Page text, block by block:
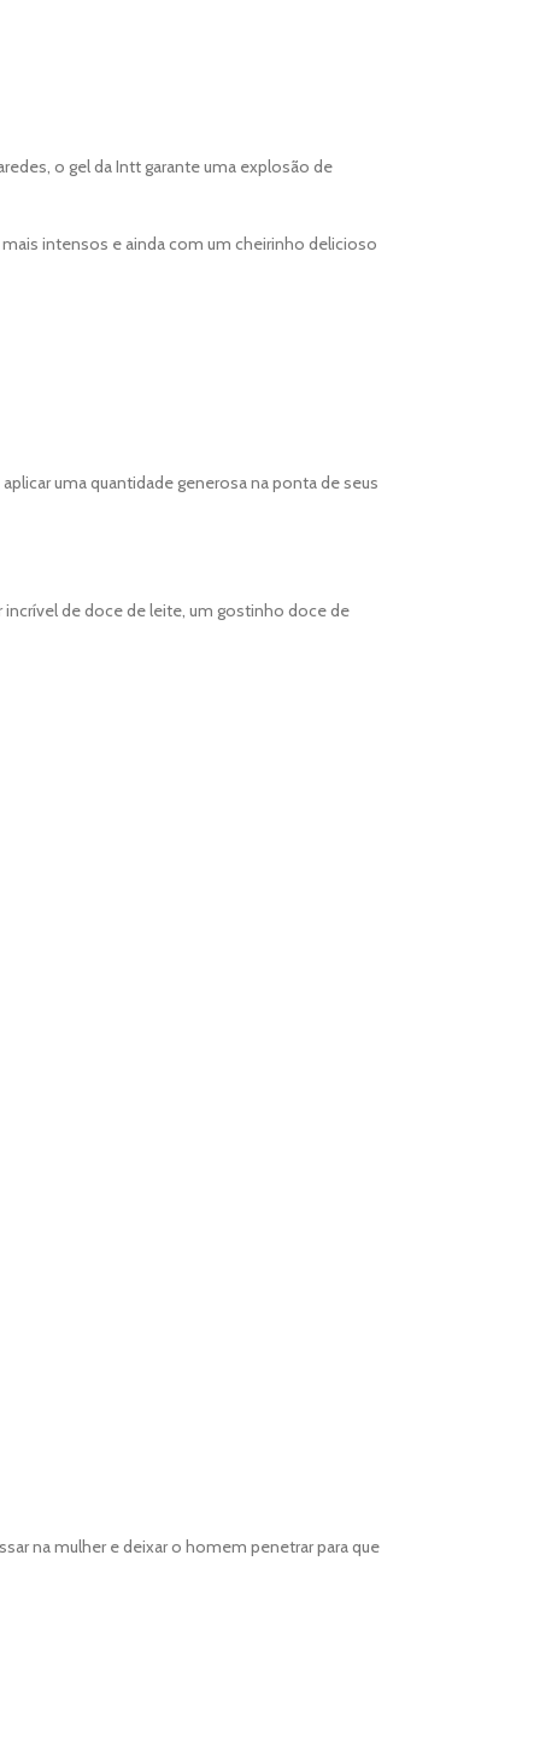
o gel da Intt garante uma explosão de
intensos e ainda com um cheirinho delicioso
uma quantidade generosa na ponta de seus
de doce de leite, um gostinho doce de
na mulher e deixar o homem penetrar para que